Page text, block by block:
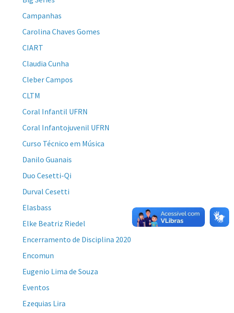
Campanhas
Carolina Chaves Gomes
CIART
Claudia Cunha
Cleber Campos
CLTM
Coral Infantil UFRN
Coral Infantojuvenil UFRN
Curso Técnico em Música
Danilo Guanais
Duo Cesetti-Qi
Durval Cesetti
Elasbass
Elke Beatriz Riedel
Encerramento de Disciplina 2020
Encomun
Eugenio Lima de Souza
Eventos
Ezequias Lira